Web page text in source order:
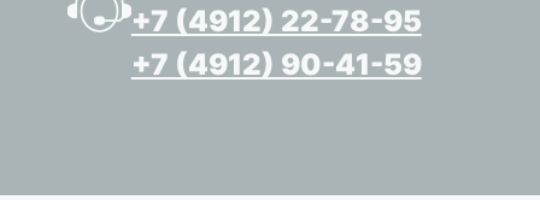
+7 (4912) 22-78-95
+7 (4912) 90-41-59